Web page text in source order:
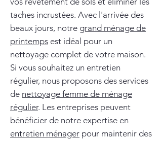
taches incrustées. Avec l'arrivée des
beaux jours, notre grand ménage de
printemps est idéal pour un
nettoyage complet de votre maison.
Si vous souhaitez un entretien
régulier, nous proposons des services
de nettoyage femme de ménage
régulier. Les entreprises peuvent
bénéficier de notre expertise en
entretien ménager pour maintenir des